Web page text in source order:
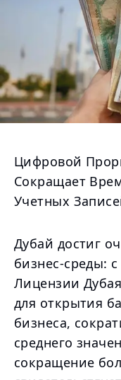
Цифровой
Сокращает
Учетных
Дубай достиг
бизнес-среды:
Лицензии
для открытия
бизнеса,
среднего
сокращение